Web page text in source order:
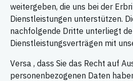
weitergeben, die uns bei der
Dienstleistungen unterstützen.
nachfolgende Dritte unterliegt
Dienstleistungsverträgen mit
Versa , dass Sie das Recht auf
personenbezogenen Daten